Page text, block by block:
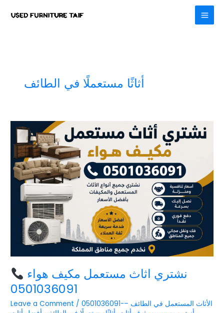
أثاثًا مستعملًا في الطائف
نشتري اثاث مستعمل مكيف هواء
0501036091
Leave a Comment /0501036091-الأثاث المستعمل في الطائف –
نشتري
مستعمل
مكيف
هواء
0501036091